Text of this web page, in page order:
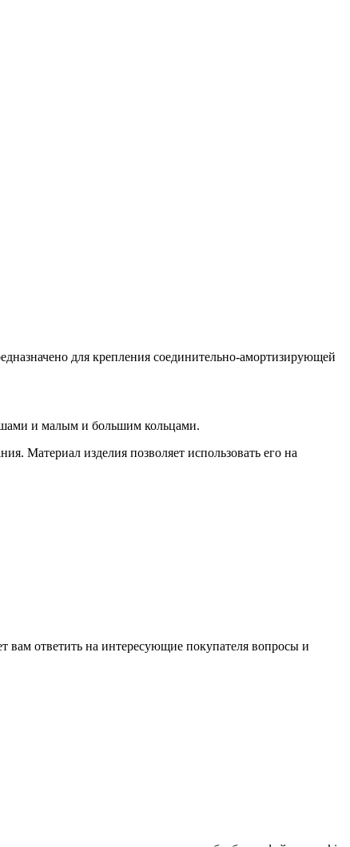
для крепления соединительно-амортизирующей
и малым и большим кольцами.
Материал изделия позволяет использовать его на
вам ответить на интересующие покупателя вопросы и